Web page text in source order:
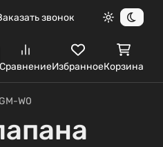
звонок
Светлая
СравнениеИзбранноеКорзина
W0